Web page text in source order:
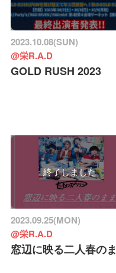
2023.10.08(SUN)
@栄R.A.D
GOLD RUSH 2023
終了しました
2023.09.25(MON)
@栄R.A.D
窓辺に映る二人春の